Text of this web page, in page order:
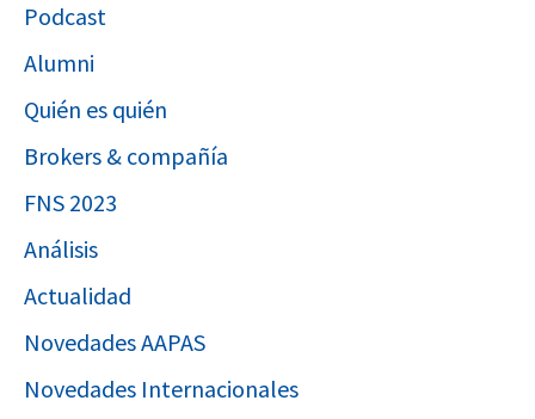
Podcast
Alumni
Quién es quién
Brokers & compañía
FNS 2023
Análisis
Actualidad
Novedades AAPAS
Novedades Internacionales